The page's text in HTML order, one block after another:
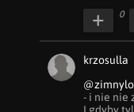
0
krzosulla
- i nie nie